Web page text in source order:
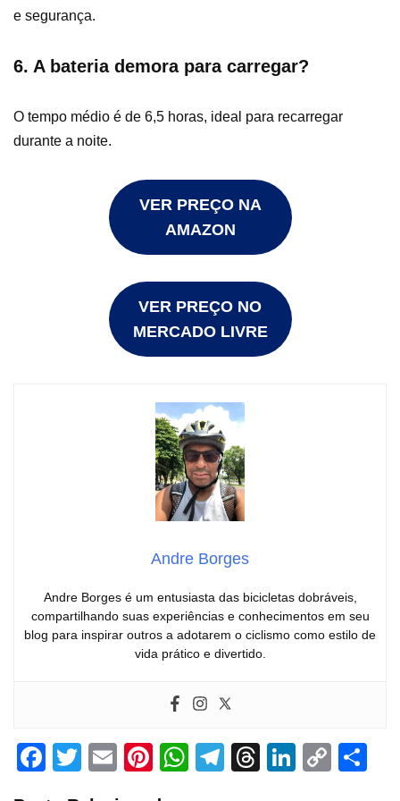
e segurança.
6. A bateria demora para carregar?
O tempo médio é de 6,5 horas, ideal para recarregar
durante a noite.
VER PREÇO NA
AMAZON
VER PREÇO NO
MERCADO LIVRE
Andre Borges
Andre Borges é um entusiasta das bicicletas dobráveis,
compartilhando suas experiências e conhecimentos em seu
blog para inspirar outros a adotarem o ciclismo como estilo de
vida prático e divertido.
F
T
E
Pi
W
T
T
Li
C